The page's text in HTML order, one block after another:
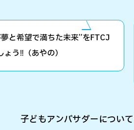
と希望で満ちた未来”をFTCJ
う‼︎（あやの）
子どもアンバサダーについて